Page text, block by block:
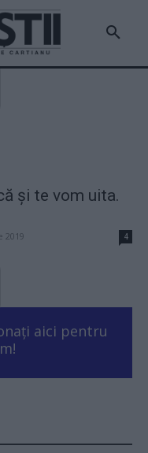
şi te vom uita.
2019 4
aici pentru